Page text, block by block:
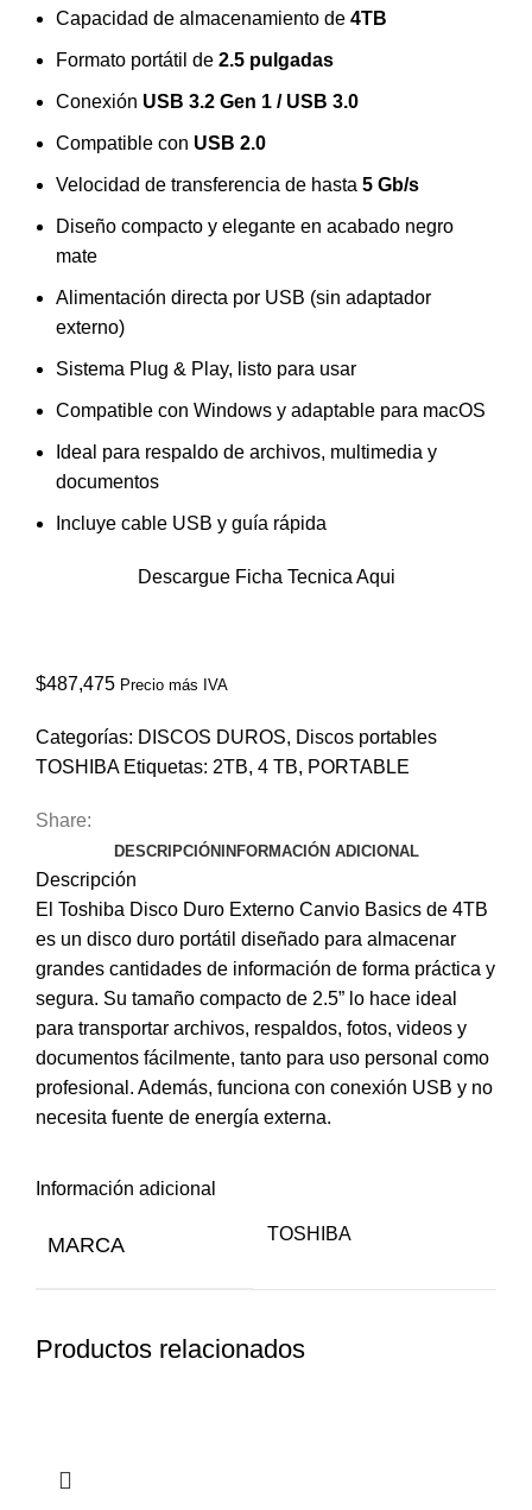
Capacidad de almacenamiento de 4TB
Formato portátil de 2.5 pulgadas
Conexión USB 3.2 Gen 1 / USB 3.0
Compatible con USB 2.0
Velocidad de transferencia de hasta 5 Gb/s
Diseño compacto y elegante en acabado negro
mate
Alimentación directa por USB (sin adaptador
externo)
Sistema Plug & Play, listo para usar
Compatible con Windows y adaptable para macOS
Ideal para respaldo de archivos, multimedia y
documentos
Incluye cable USB y guía rápida
Descargue Ficha Tecnica Aqui
$487,475 Precio más IVA
Categorías: DISCOS DUROS, Discos portables
TOSHIBA Etiquetas: 2TB, 4 TB, PORTABLE
Share:
DESCRIPCIÓNINFORMACIÓN ADICIONAL
Descripción
El Toshiba Disco Duro Externo Canvio Basics de 4TB
es un disco duro portátil diseñado para almacenar
grandes cantidades de información de forma práctica y
segura. Su tamaño compacto de 2.5” lo hace ideal
para transportar archivos, respaldos, fotos, videos y
documentos fácilmente, tanto para uso personal como
profesional. Además, funciona con conexión USB y no
necesita fuente de energía externa.
Información adicional
MARCA TOSHIBA
Productos relacionados